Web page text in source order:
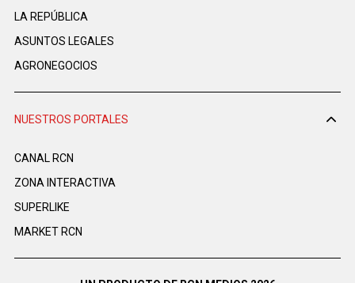
LA REPÚBLICA
ASUNTOS LEGALES
AGRONEGOCIOS
NUESTROS PORTALES
CANAL RCN
ZONA INTERACTIVA
SUPERLIKE
MARKET RCN